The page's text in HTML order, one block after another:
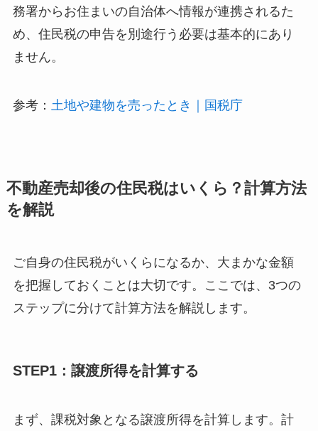
務署からお住まいの自治体へ情報が連携されるた
め、住民税の申告を別途行う必要は基本的にあり
ません。
参考： 土地や建物を売ったとき｜国税庁
不動産売却後の住民税はいくら？計算方法
を解説
ご自身の住民税がいくらになるか、大まかな金額
を把握しておくことは大切です。ここでは、3つの
ステップに分けて計算方法を解説します。
STEP1：譲渡所得を計算する
まず、課税対象となる譲渡所得を計算します。計